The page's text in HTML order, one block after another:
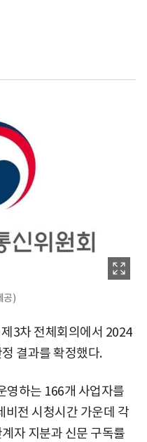
공)
3차 전체회의에서 2024
결과를 확정했다.
영하는 166개 사업자를
비전 시청시간 가운데 각
자 지분과 신문 구독률